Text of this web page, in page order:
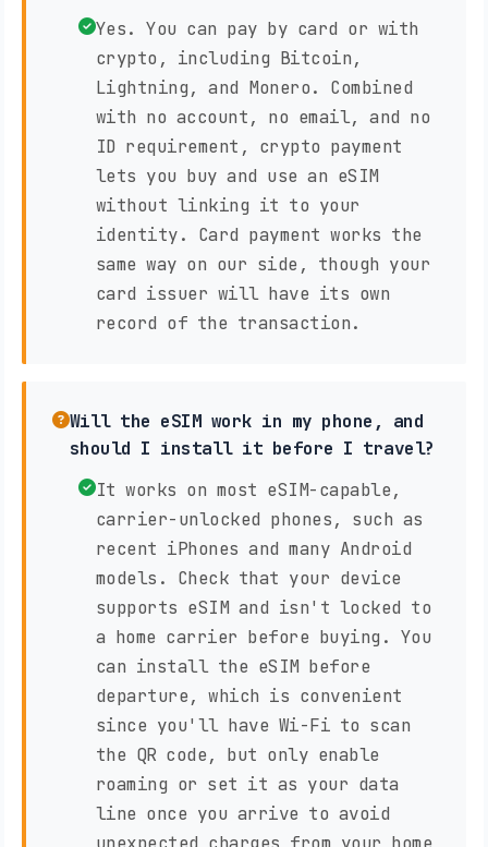
Yes. You can pay by card or with
crypto, including Bitcoin,
Lightning, and Monero. Combined
with no account, no email, and no
ID requirement, crypto payment
lets you buy and use an eSIM
without linking it to your
identity. Card payment works the
same way on our side, though your
card issuer will have its own
record of the transaction.
Will the eSIM work in my phone, and
should I install it before I travel?
It works on most eSIM-capable,
carrier-unlocked phones, such as
recent iPhones and many Android
models. Check that your device
supports eSIM and isn't locked to
a home carrier before buying. You
can install the eSIM before
departure, which is convenient
since you'll have Wi-Fi to scan
the QR code, but only enable
roaming or set it as your data
line once you arrive to avoid